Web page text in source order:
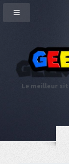
Le meilleur